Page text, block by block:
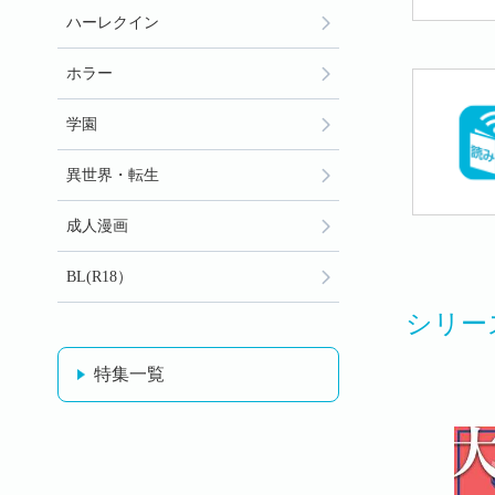
シリー
ハーレクイン
ホラー
学園
異世界・転生
成人漫画
BL(R18）
特集一覧